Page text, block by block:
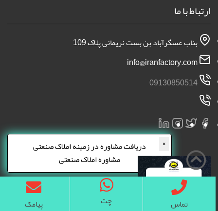
تماس چت پیامک
×
دریافت مشاوره در زمینه املاک صنعتی
مشاوره املاک صنعتی
ارتباط با ما
بناب عسگرآباد بن بست نریمانی پلاک 109
09130850514